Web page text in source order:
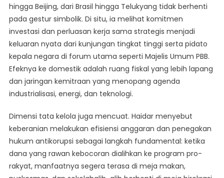
hingga Beijing, dari Brasil hingga Telukyang tidak berhenti
pada gestur simbolik. Di situ, ia melihat komitmen
investasi dan perluasan kerja sama strategis menjadi
keluaran nyata dari kunjungan tingkat tinggi serta pidato
kepala negara di forum utama seperti Majelis Umum PBB.
Efeknya ke domestik adalah ruang fiskal yang lebih lapang
dan jaringan kemitraan yang menopang agenda
industrialisasi, energi, dan teknologi.
Dimensi tata kelola juga mencuat. Haidar menyebut
keberanian melakukan efisiensi anggaran dan penegakan
hukum antikorupsi sebagai langkah fundamental: ketika
dana yang rawan kebocoran dialihkan ke program pro-
rakyat, manfaatnya segera terasa di meja makan,